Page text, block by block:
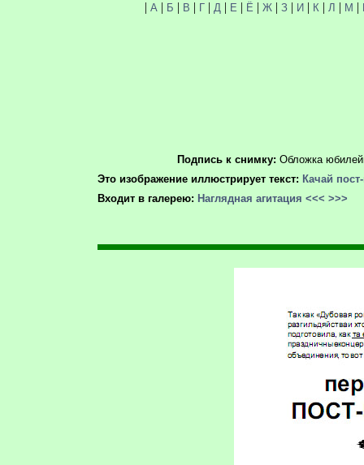
| А | Б | В | Г| Д | Е | Ё | Ж| З| И| К | Л | М |
Подпись к снимку: Обложка
Это изображение иллюстрирует текст: Качай
Входит в галерею: Наглядная агитация <<< >>>